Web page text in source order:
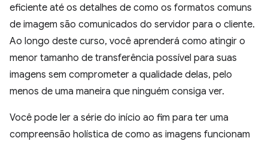
eficiente até os detalhes de como os formatos comuns
de imagem são comunicados do servidor para o cliente.
Ao longo deste curso, você aprenderá como atingir o
menor tamanho de transferência possível para suas
imagens sem comprometer a qualidade delas, pelo
menos de uma maneira que ninguém consiga ver.
Você pode ler a série do início ao fim para ter uma
compreensão holística de como as imagens funcionam